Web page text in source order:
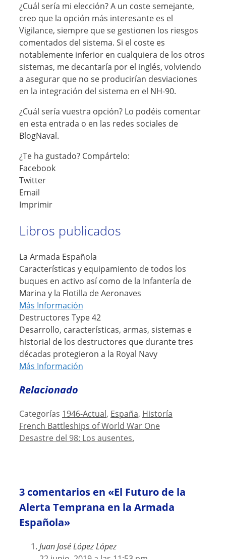
¿Cuál sería mi elección? A un coste semejante,
creo que la opción más interesante es el
Vigilance, siempre que se gestionen los riesgos
comentados del sistema. Si el coste es
notablemente inferior en cualquiera de los otros
sistemas, me decantaría por el inglés, volviendo
a asegurar que no se producirían desviaciones
en la integración del sistema en el NH-90.
¿Cuál sería vuestra opción? Lo podéis comentar
en esta entrada o en las redes sociales de
BlogNaval.
¿Te ha gustado? Compártelo:
Facebook
Twitter
Email
Imprimir
Libros publicados
La Armada Española
Características y equipamiento de todos los
buques en activo así como de la Infantería de
Marina y la Flotilla de Aeronaves
Más Información
Destructores Type 42
Desarrollo, características, armas, sistemas e
historial de los destructores que durante tres
décadas protegieron a la Royal Navy
Más Información
Relacionado
Categorías 1946-Actual, España, Historía
French Battleships of World War One
Desastre del 98: Los ausentes.
3 comentarios en «El Futuro de la
Alerta Temprana en la Armada
Española»
Juan José López López